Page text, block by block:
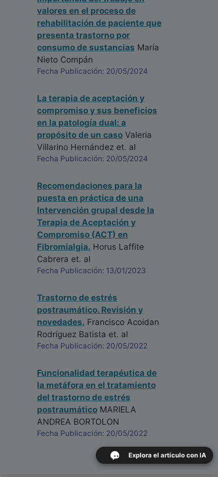
valores en el proceso de
rehabilitación de paciente que
presenta trastorno por
consumo de sustancias María
Nieto Compán
Fecha Publicación: 20/05/2024
La terapia de aceptación y
compromiso y sus beneficios
en la patología dual: a
propósito de un caso Valeria
Villarino Hernández et. al
Fecha Publicación: 20/05/2024
Recomendaciones para la
puesta en práctica de una
Intervención grupal desde la
Terapia de Aceptación y
Compromiso (ACT) en
Fibromialgia. Horus Laffite
Cabrera et. al
Fecha Publicación: 13/01/2023
Trastorno de estrés
postraumático. Revisión y
novedades. Francisco Acoidan
Rodríguez Batista et. al
Fecha Publicación: 20/05/2022
Funcionalidad terapéutica de
la metáfora en el tratamiento
del trastorno de estrés
postraumático MARIELA
ANDREA BORTOLON
Fecha Publicación: 20/05/2022
Explora el artículo con IA